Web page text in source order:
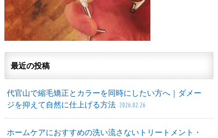
最近の投稿
代官山で縮毛矯正とカラーを同時にしたい方へ｜ダメー
ジを抑えて自然に仕上げる方法 2026.02.26
ホームケアにおすすめの洗い流さないトリートメント・